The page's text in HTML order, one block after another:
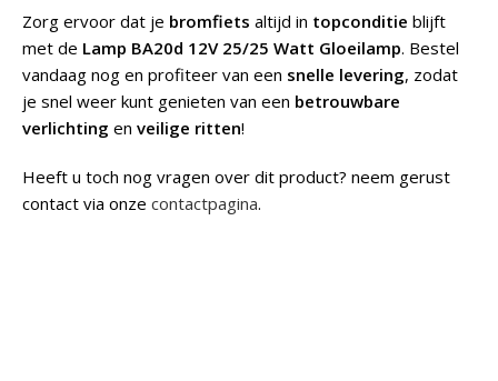
Zorg ervoor dat je bromfiets altijd in topconditie blijft
met de Lamp BA20d 12V 25/25 Watt Gloeilamp. Bestel
vandaag nog en profiteer van een snelle levering, zodat
je snel weer kunt genieten van een betrouwbare
verlichting en veilige ritten!
Heeft u toch nog vragen over dit product? neem gerust
contact via onze contactpagina.